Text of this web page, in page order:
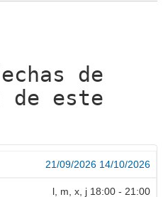
de
de este
21/09/2026 14/10/2026
l, m, x, j 18:00 - 21:00